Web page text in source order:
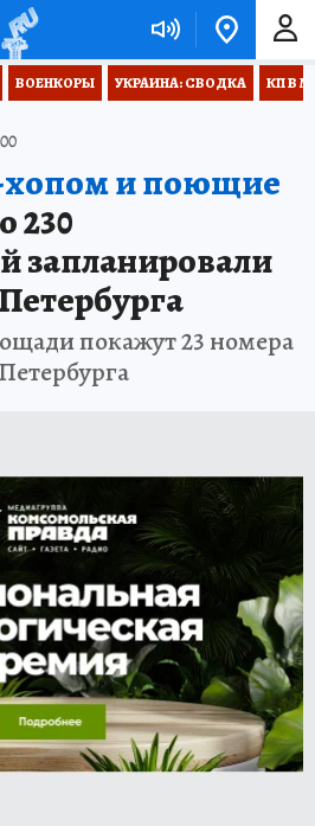
ВОЕНКОРЫ УКРАИНА: СВОДКА КП В
хопом и поющие
230
запланировали
покажут 23 номера